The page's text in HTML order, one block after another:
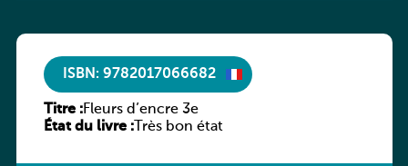
ISBN: 9782017066682
Titre :Fleurs d’encre 3e
État du livre :Très bon état